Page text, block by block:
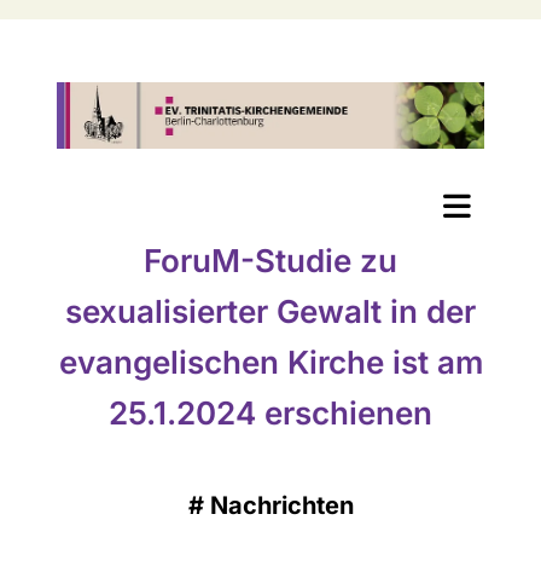
ForuM-Studie zu
sexualisierter Gewalt in der
evangelischen Kirche ist am
25.1.2024 erschienen
# Nachrichten